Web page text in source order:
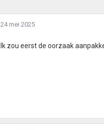
24 mei 2025
Ik zou eerst de oorzaak